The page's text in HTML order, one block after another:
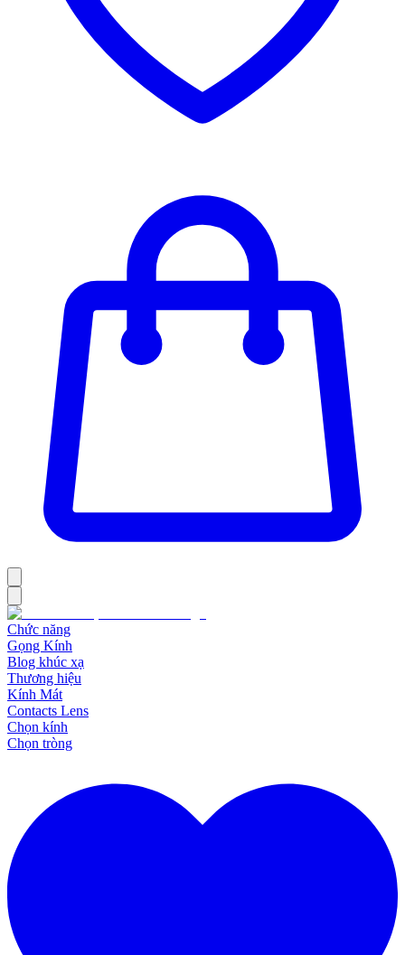
Chức năng
Gọng Kính
Blog khúc xạ
Thương hiệu
Kính Mát
Contacts Lens
Chọn kính
Chọn tròng